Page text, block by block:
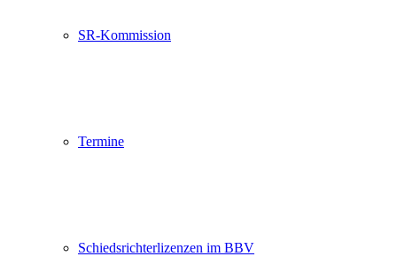
SR-Kommission
Termine
Schiedsrichterlizenzen im BBV